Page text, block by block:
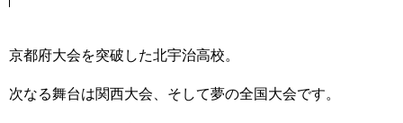
京都府大会を突破した北宇治高校。
次なる舞台は関西大会、そして夢の全国大会です。